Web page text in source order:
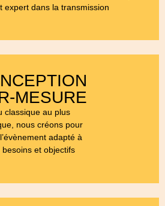
expert dans la transmission
MESURE
classique au plus
nous créons pour
adapté à
besoins et objectifs